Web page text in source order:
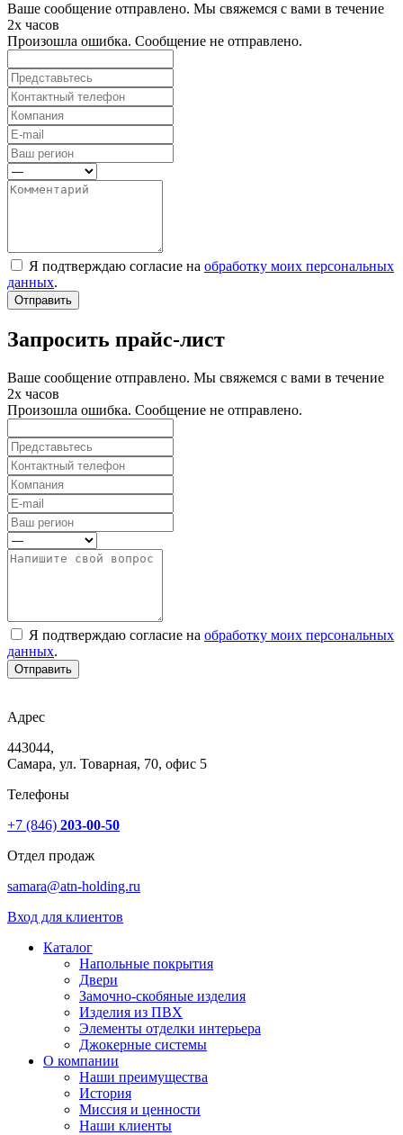
Ваше сообщение отправлено. Мы свяжемся с вами в течение
2х часов
Произошла ошибка. Сообщение не отправлено.
Я подтверждаю согласие на обработку моих персональных
данных.
Отправить
Запросить прайс-лист
Ваше сообщение отправлено. Мы свяжемся с вами в течение
2х часов
Произошла ошибка. Сообщение не отправлено.
Я подтверждаю согласие на обработку моих персональных
данных.
Отправить
Адрес
443044,
Самара, ул. Товарная, 70, офис 5
Телефоны
+7 (846) 203-00-50
Отдел продаж
samara@atn-holding.ru
Вход для клиентов
Каталог
Напольные покрытия
Двери
Замочно-скобяные изделия
Изделия из ПВХ
Элементы отделки интерьера
Джокерные системы
О компании
Наши преимущества
История
Миссия и ценности
Наши клиенты